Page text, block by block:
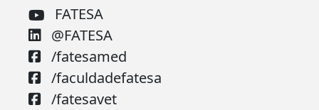
FATESA
@FATESA
/fatesamed
/faculdadefatesa
/fatesavet